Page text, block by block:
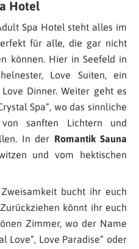
Hotel
Spa Hotel steht alles im
für alle, die gar nicht
können. Hier in Seefeld in
Love Suiten, ein
Dinner. Weiter geht es
Spa“, wo das sinnliche
sanften Lichtern und
In der Romantik Sauna
und vom hektischen
bucht ihr euch
könnt ihr euch
Zimmer, wo der Name
Love“, Love Paradise“ oder